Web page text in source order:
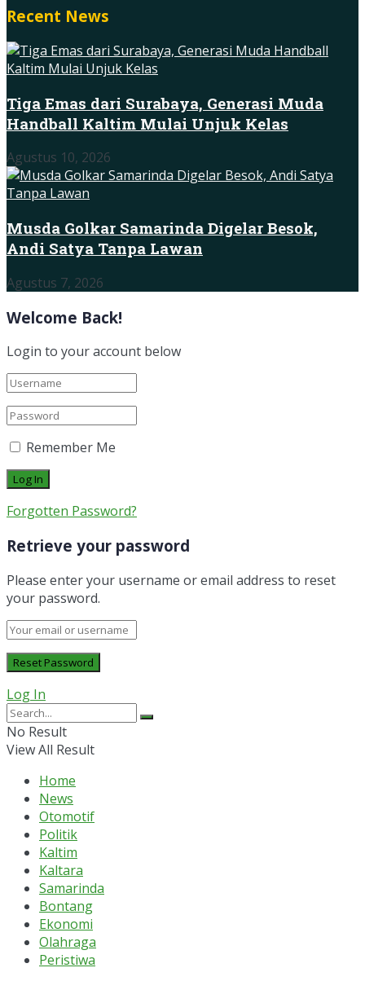
Recent News
Tiga Emas dari Surabaya, Generasi Muda
Handball Kaltim Mulai Unjuk Kelas
Agustus 10, 2026
Musda Golkar Samarinda Digelar Besok,
Andi Satya Tanpa Lawan
Agustus 7, 2026
Welcome Back!
Login to your account below
Remember Me
Forgotten Password?
Retrieve your password
Please enter your username or email address to reset
your password.
Log In
No Result
View All Result
Home
News
Otomotif
Politik
Kaltim
Kaltara
Samarinda
Bontang
Ekonomi
Olahraga
Peristiwa